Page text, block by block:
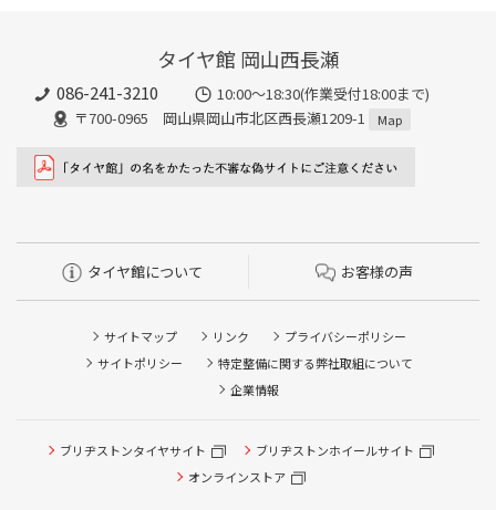
タイヤ館 岡山西長瀬
086-241-3210
10:00〜18:30(作業受付18:00まで)
〒700-0965 岡山県岡山市北区西長瀬1209-1
Map
タイヤ館について お客様の声
サイトマップ リンク
プライバシーポリシー
サイトポリシー
特定整備に関する弊社取組について
企業情報
ブリヂストンタイヤサイト
ブリヂストンホイールサイト
オンラインストア
タイヤ点検・安全点検/タイヤ履き替え/オイル交換/その他
ピット作業の予約